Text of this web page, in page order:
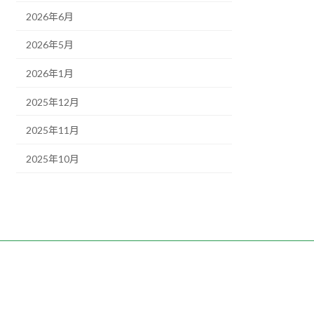
2026年6月
2026年5月
2026年1月
2025年12月
2025年11月
2025年10月